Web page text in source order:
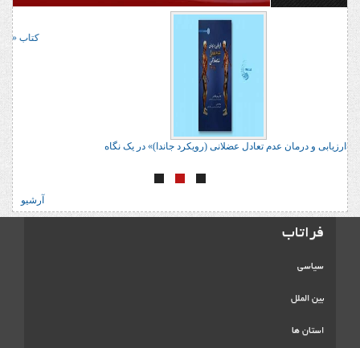
کتاب «ارزیابی و درمان عدم تعادل عضلانی (رویکرد جاندا)» در یک نگاه
آرشیو
فراتاب
سیاسی
بین الملل
استان ها